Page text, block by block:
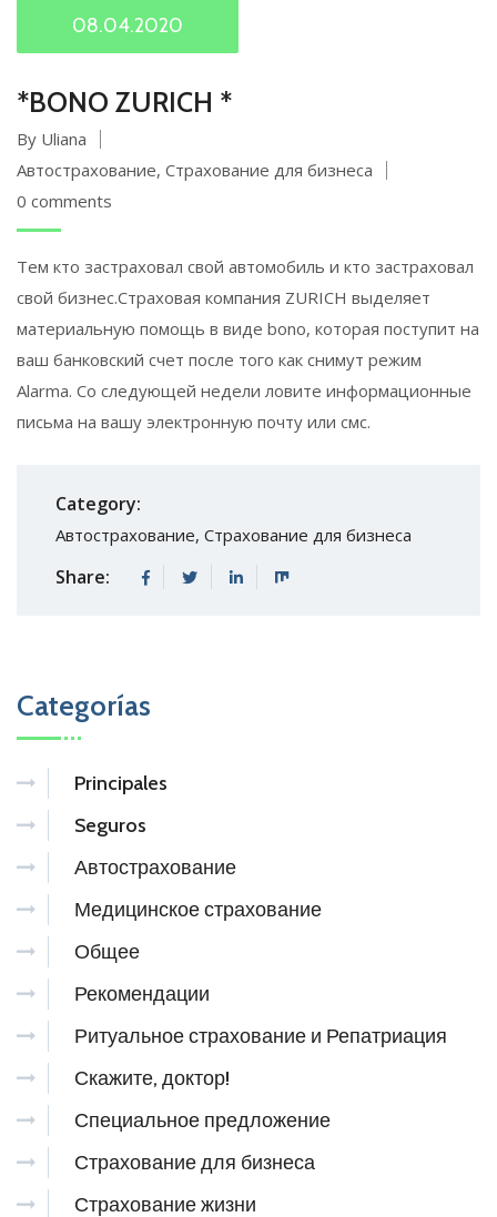
08.04.2020
*BONO ZURICH *
By Uliana
Автострахование, Страхование для бизнеса
0 comments
Тем кто застраховал свой автомобиль и кто застраховал
свой бизнес.Cтраховая компания ZURICH выделяет
материальную помощь в виде bono, которая поступит на
ваш банковский счет после того как снимут режим
Alarma. Со следующей недели ловите информационные
письма на вашу электронную почту или смс.
Category:
Автострахование, Страхование для бизнеса
Share:
Categorías
Principales
Seguros
Автострахование
Медицинское страхование
Общее
Рекомендации
Ритуальное страхование и Репатриация
Скажите, доктор!
Специальное предложение
Страхование для бизнеса
Страхование жизни